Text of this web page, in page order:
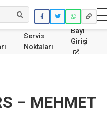
Ara
Servis
Noktaları
Bayi
Girişi
– MEHMET